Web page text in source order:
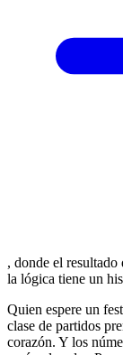
, donde el
la lógica tiene un
Quien espere un
clase de partidos
corazón. Y los